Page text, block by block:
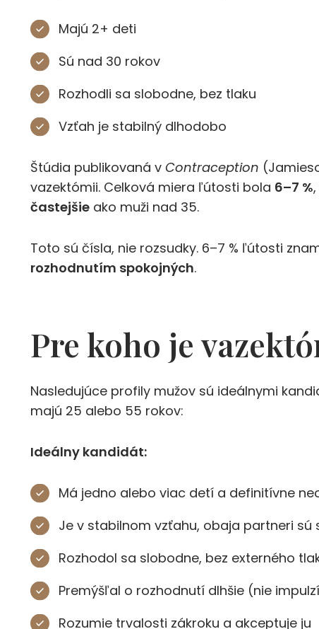
Majú 2+ deti
Sú nad 30 rokov
Rozhodli sa slobodne, bez tlaku
Vzťah je stabilný dlhodobo
Štúdia publikovaná v Contraception
vazektómii. Celková miera ľútosti bola 6–7 %
častejšie ako muži nad 35.
Toto sú čísla, nie rozsudky. 6–7 % ľútosti
rozhodnutím spokojných.
Pre koho je
Nasledujúce profily mužov sú ideálnymi
majú 25 alebo 55 rokov:
Ideálny kandidát:
Má jedno alebo viac detí a definitívne
Je v stabilnom vzťahu, obaja partneri
Rozhodol sa slobodne, bez externého
Premýšľal o rozhodnutí dlhšie (nie
Rozumie trvalosti zákroku a akceptuje ju